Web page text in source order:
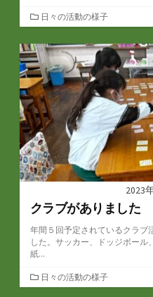
カ
テ
ゴ
リ
ー
日々の活動の様子
2023
クラブがありました
年間５回予定されているクラブ
した。サッカー、ドッジボール
紙...
カ
テ
日々の活動の様子